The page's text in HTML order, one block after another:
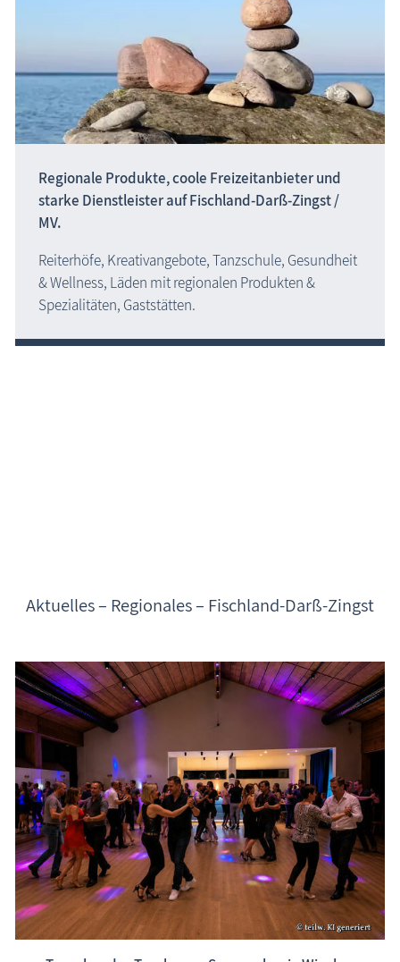
Regionale Produkte, coole Freizeitanbieter und
starke Dienstleister aufFischland-Darß-Zingst /
MV.
Reiterhöfe, Kreativangebote, Tanzschule, Gesundheit
& Wellness, Läden mit regionalen Produkten &
Spezialitäten, Gaststätten.
Aktuelles – Regionales – Fischland-Darß-Zingst